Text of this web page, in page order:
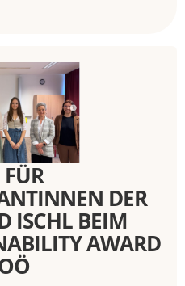
FÜR
DER
ISCHL BEIM
AWARD